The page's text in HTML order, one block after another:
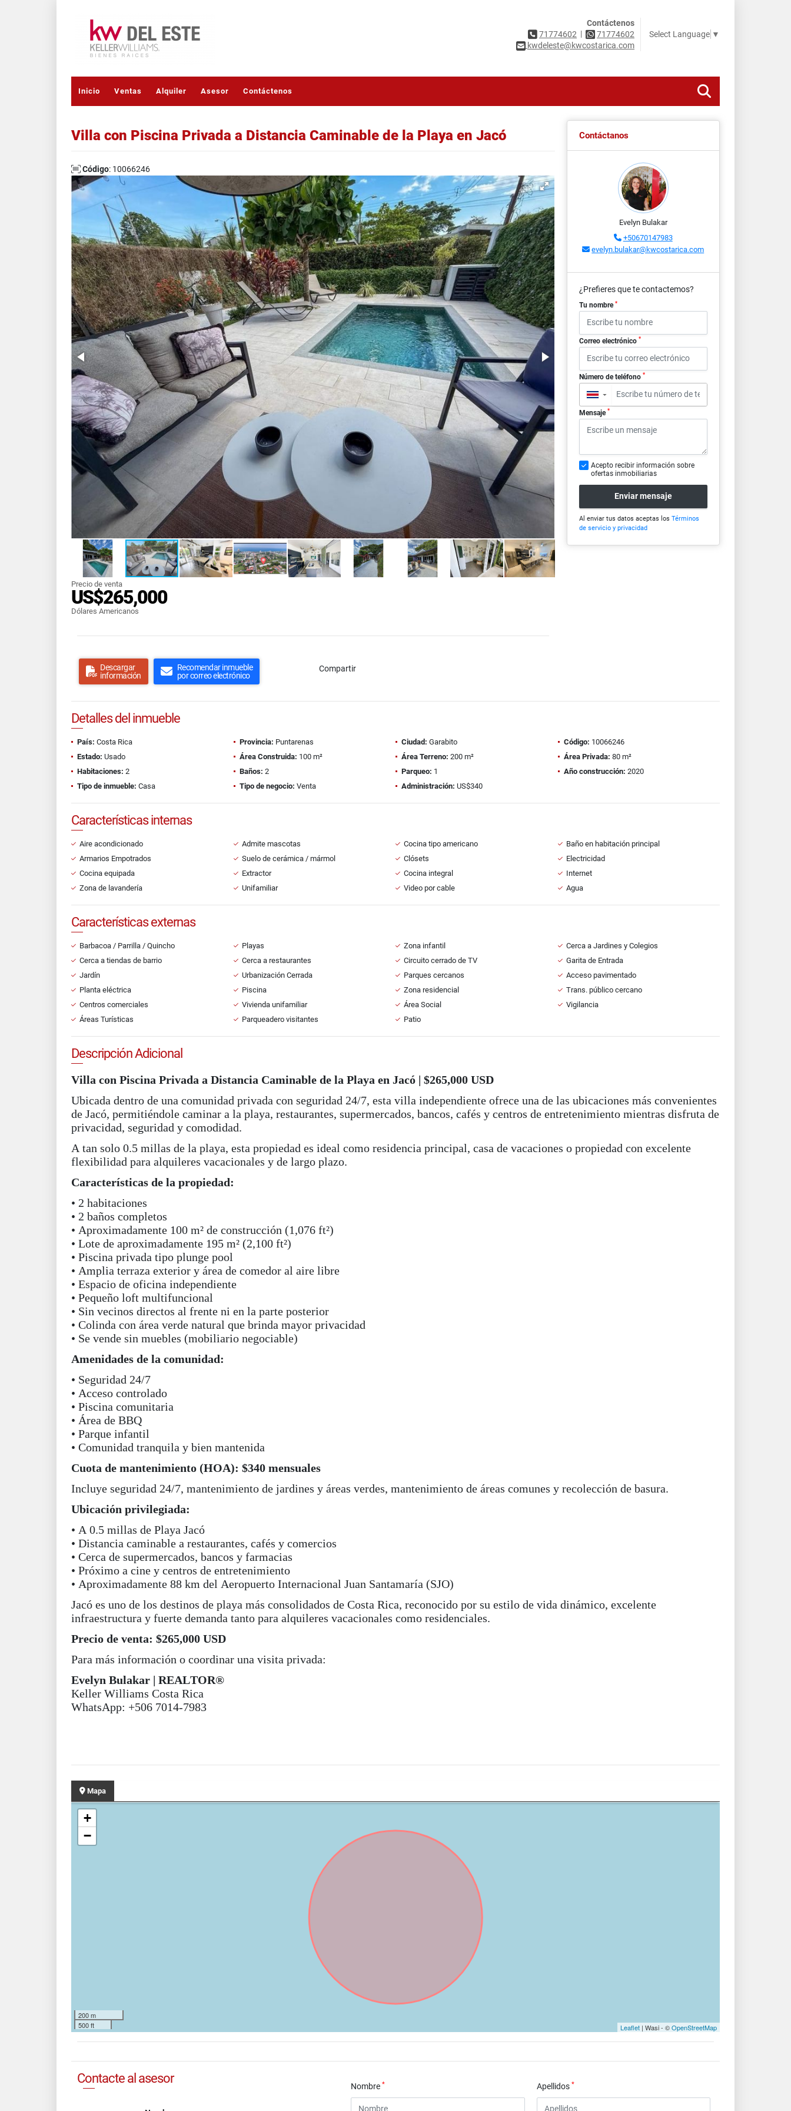
Contáctenos
71774602 |
71774602
kwdeleste@kwcostarica.com
Select Language ▼
Inicio Ventas Alquiler Asesor Contáctenos
Villa con Piscina Privada a Distancia Caminable de la Playa en Jacó
Código: 10066246
Precio de venta
US$265,000
Dólares Americanos
Descargar
información
Recomendar inmueble
por correo electrónico
Compartir
Contáctanos
Evelyn Bulakar
+50670147983
evelyn.bulakar@kwcostarica.com
¿Prefieres que te contactemos?
Tu nombre *
Correo electrónico *
Número de teléfono *
▼
Mensaje *
Acepto recibir información sobre
ofertas inmobiliarias
Enviar mensaje
Al enviar tus datos aceptas los Términos
de servicio y privacidad
Detalles del inmueble
País: Costa Rica Provincia: Puntarenas Ciudad: Garabito Código: 10066246
Estado: Usado Área Construida: 100 m² Área Terreno: 200 m² Área Privada: 80 m²
Habitaciones: 2 Baños: 2 Parqueo: 1 Año construcción: 2020
Tipo de inmueble: Casa Tipo de negocio: Venta Administración: US$340
Características internas
Aire acondicionado Admite mascotas Cocina tipo americano
Baño en habitación principal
Armarios Empotrados
Suelo de cerámica / mármol Clósets
Electricidad
Cocina equipada
Extractor Cocina integral
Internet
Zona de lavandería
Unifamiliar Video por cable Agua
Características externas
Barbacoa / Parrilla / Quincho Playas Zona infantil
Cerca a Jardines y Colegios
Cerca a tiendas de barrio
Cerca a restaurantes Circuito cerrado de TV
Garita de Entrada
Jardín
Urbanización Cerrada Parques cercanos
Acceso pavimentado
Planta eléctrica
Piscina Zona residencial
Trans. público cercano
Centros comerciales
Vivienda unifamiliar Área Social
Vigilancia
Áreas Turísticas
Parqueadero visitantes Patio
Descripción Adicional
Villa con Piscina Privada a Distancia Caminable de la Playa en Jacó | $265,000 USD
Ubicada dentro de una comunidad privada con seguridad 24/7, esta villa independiente ofrece una de las ubicaciones más convenientes
de Jacó, permitiéndole caminar a la playa, restaurantes, supermercados, bancos, cafés y centros de entretenimiento mientras disfruta de
privacidad, seguridad y comodidad.
A tan solo 0.5 millas de la playa, esta propiedad es ideal como residencia principal, casa de vacaciones o propiedad con excelente
flexibilidad para alquileres vacacionales y de largo plazo.
Características de la propiedad:
• 2 habitaciones
• 2 baños completos
• Aproximadamente 100 m² de construcción (1,076 ft²)
• Lote de aproximadamente 195 m² (2,100 ft²)
• Piscina privada tipo plunge pool
• Amplia terraza exterior y área de comedor al aire libre
• Espacio de oficina independiente
• Pequeño loft multifuncional
• Sin vecinos directos al frente ni en la parte posterior
• Colinda con área verde natural que brinda mayor privacidad
• Se vende sin muebles (mobiliario negociable)
Amenidades de la comunidad:
• Seguridad 24/7
• Acceso controlado
• Piscina comunitaria
• Área de BBQ
• Parque infantil
• Comunidad tranquila y bien mantenida
Cuota de mantenimiento (HOA): $340 mensuales
Incluye seguridad 24/7, mantenimiento de jardines y áreas verdes, mantenimiento de áreas comunes y recolección de basura.
Ubicación privilegiada:
• A 0.5 millas de Playa Jacó
• Distancia caminable a restaurantes, cafés y comercios
• Cerca de supermercados, bancos y farmacias
• Próximo a cine y centros de entretenimiento
• Aproximadamente 88 km del Aeropuerto Internacional Juan Santamaría (SJO)
Jacó es uno de los destinos de playa más consolidados de Costa Rica, reconocido por su estilo de vida dinámico, excelente
infraestructura y fuerte demanda tanto para alquileres vacacionales como residenciales.
Precio de venta: $265,000 USD
Para más información o coordinar una visita privada:
Evelyn Bulakar | REALTOR®
Keller Williams Costa Rica
WhatsApp: +506 7014-7983
Mapa
+
−
200 m
500 ft
Leaflet | Wasi - ©OpenStreetMap
Contacte al asesor
Nombre* Apellidos *